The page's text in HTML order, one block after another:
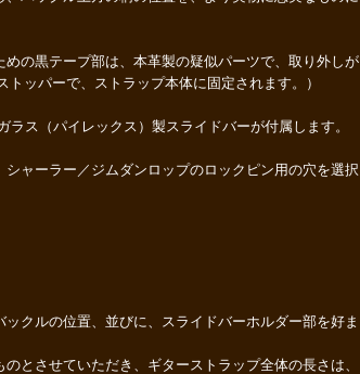
めの黒テープ部は、本革製の疑似パーツで、取り外しが
ッパーで、ストラップ本体に固定されます。）
ラス（パイレックス）製スライドバーが付属します。
ャーラー／ジムダンロップのロックピン用の穴を選択
クルの位置、並びに、スライドバーホルダー部を好ま
とさせていただき、ギターストラップ全体の長さは、